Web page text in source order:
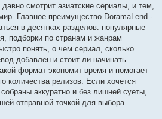
смотрит азиатские сериалы, и тем,
Главное преимущество DoramaLend -
в десятках разделов: популярные
подборки по странам и жанрам
понять, о чем сериал, сколько
добавлен и стоит ли начинать
формат экономит время и помогает
количества релизов. Если хочется
аккуратно и без лишней суеты,
отправной точкой для выбора